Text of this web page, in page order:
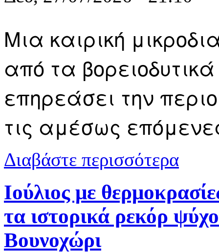
Μια καιρική
από τα
επηρεάσει την
τις αμέσως
Διαβάστε περισσότερα
Ιούλιος με
τα ιστορικά ρεκόρ
Βουνοχώρι